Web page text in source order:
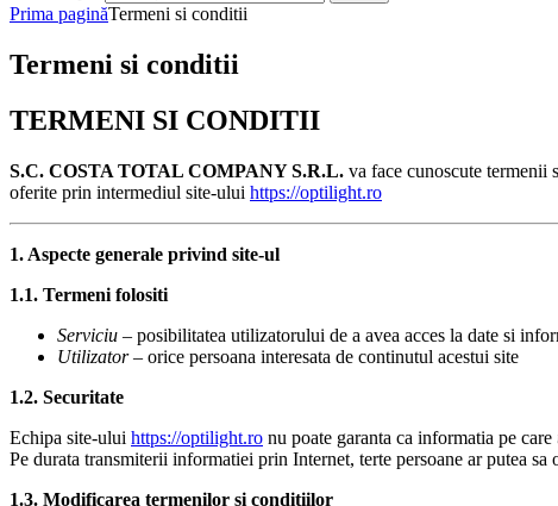
Prima paginăTermeni si conditii
Termeni si conditii
TERMENI SI CONDITII
S.C. COSTA TOTAL COMPANYS.R.L. va face cunoscute termenii
oferite prin intermediul site-ului https://optilight.ro
1. Aspecte generale privind site-ul
1.1. Termeni folositi
Serviciu – posibilitatea utilizatorului de a avea acces la date si
Utilizator– orice persoana interesata de continutul acestui site
1.2. Securitate
Echipa site-ului https://optilight.ro nu poate garanta ca informatia pe care
Pe durata transmiterii informatiei prin Internet, terte persoane ar putea sa
1.3. Modificarea termenilor si conditiilor